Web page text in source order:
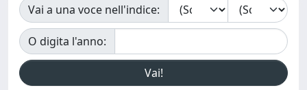
Vai a una voce nell'indice:
O digita l'anno: